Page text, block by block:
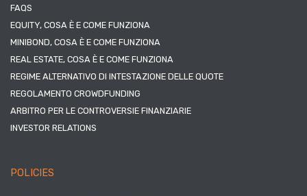
FAQS
EQUITY, COSA È E COME FUNZIONA
MINIBOND, COSA È E COME FUNZIONA
REAL ESTATE, COSA È E COME FUNZIONA
REGIME ALTERNATIVO DI INTESTAZIONE DELLE QUOTE
REGOLAMENTO CROWDFUNDING
ARBITRO PER LE CONTROVERSIE FINANZIARIE
INVESTOR RELATIONS
POLICIES